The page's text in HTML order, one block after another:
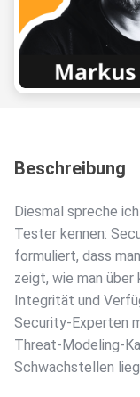
Beschreibung
Diesmal spreche
Tester kennen:
formuliert, dass
zeigt, wie man
Integrität und
Security-Experten
Threat-Modeling-
Schwachstellen